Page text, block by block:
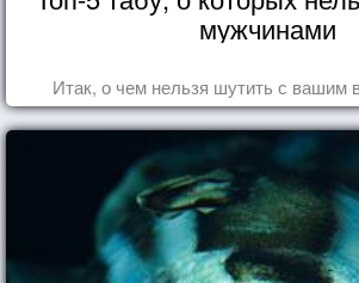
мужчинами
Итак, о чем нельзя шутить с вашим